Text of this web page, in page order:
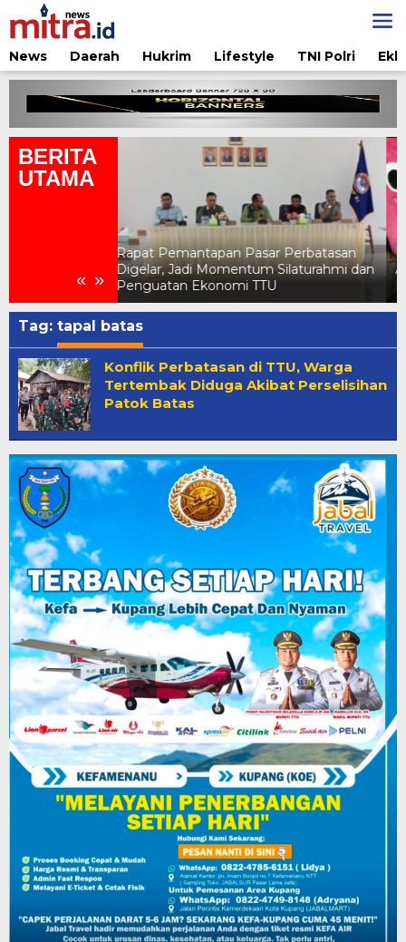
Lewati
ke
konten
News
Daerah Hukrim Lifestyle TNI Polri
BERITA
UTAMA
« »
Pertamina Edukasi Penggunaan LPG
Aman di Jambore Daerah Pramuka X
NTT 2026
Tag: tapal batas
Konflik Perbatasan di TTU, Warga
Tertembak Diduga Akibat Perselisihan
Patok Batas